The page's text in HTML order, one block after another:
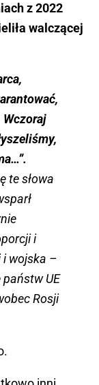
z 2022
walczącej
Wczoraj
te słowa
i
i wojska –
UE
Rosji